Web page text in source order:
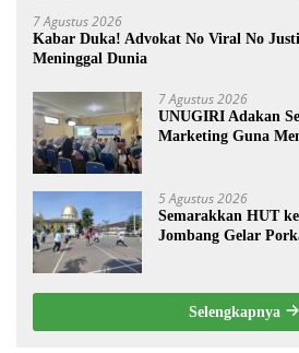
7 Agustus 2026
Kabar Duka! Advokat No Viral No
Meninggal Dunia
7 Agustus 2026
UNUGIRI Adakan
Marketing Guna
5 Agustus 2026
Semarakkan HUT
Jombang Gelar
Selengkapnya